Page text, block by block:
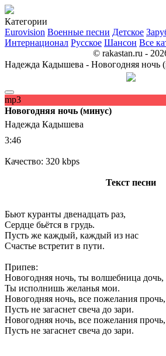
Категории
Eurovision Военные песни Детское
Интернационал Русское Шансон Все
© rakastan.ru -
Надежда Кадышева - Новогодняя ночь
mp3
Новогодняя ночь (минус)
Надежда Кадышева
3:46
Качество: 320 kbps
Текст песни
Бьют куранты двенадцать раз,
Сердце бьётся в грудь.
Пусть же каждый, каждый из нас
Счастье встретит в пути.
Припев:
Новогодняя ночь, ты волшебница дочь,
Ты исполнишь желанья мои.
Новогодняя ночь, все пожелания прочь,
Пусть не загаснет свеча до зари.
Новогодняя ночь, все пожелания прочь,
Пусть не загаснет свеча до зари.